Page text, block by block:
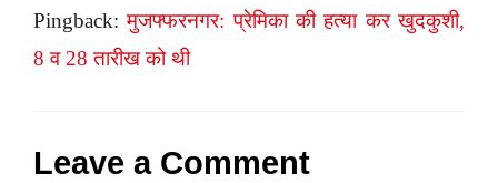
Pingback:मुजफ्फरनगर: प्रेमिका की हत्या कर खुदकुशी,
8 व 28 तारीख को थी
Leave a Comment